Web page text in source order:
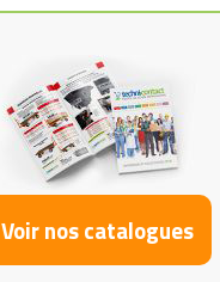
Voir nos catalogues